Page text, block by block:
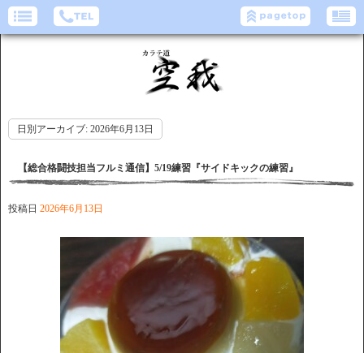
日別アーカイブ: 2026年6月13日
【総合格闘技担当フルミ通信】5/19練習『サイドキックの練習』
投稿日 2026年6月13日